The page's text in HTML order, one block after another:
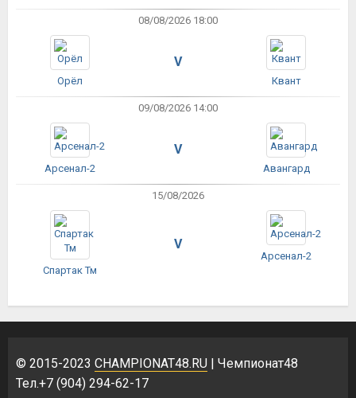
08/08/2026 18:00
Орёл
V
Квант
09/08/2026 14:00
Арсенал-2
V
Авангард
15/08/2026
Спартак Тм
V
Арсенал-2
© 2015-2023 CHAMPIONAT48.RU | Чемпионат48
Тел.+7 (904) 294-62-17